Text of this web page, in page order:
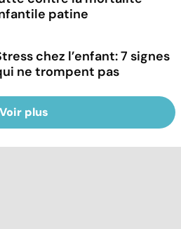
patine
chez l’enfant: 7 signes
ne trompent pas
Voir plus